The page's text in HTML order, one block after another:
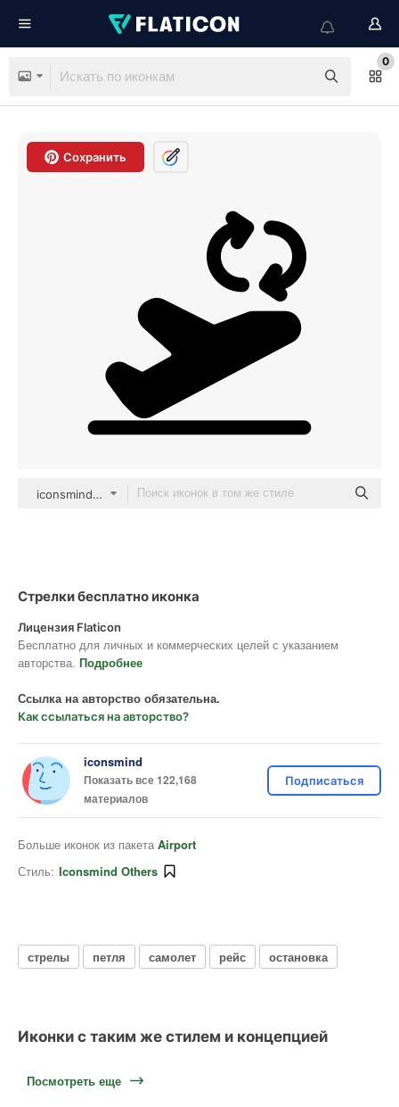
0
Сохранить
iconsmind Others
Стрелки бесплатно иконка
Лицензия Flaticon
Бесплатно для личных и коммерческих целей с указанием
авторства. Подробнее
Ссылка на авторство обязательна.
Как ссылаться на авторство?
iconsmind
Показать все 122,168
материалов
Подписаться
Больше иконок из пакета Airport
Стиль: Iconsmind Others
стрелы петля самолет рейс остановка
Иконки с таким же стилем и концепцией
Посмотреть еще